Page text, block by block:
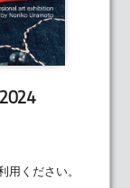
ください。